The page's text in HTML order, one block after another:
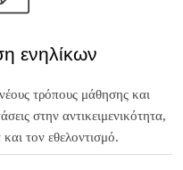
ενηλίκων
τρόπους μάθησης και
στην αντικειμενικότητα,
τον εθελοντισμό.